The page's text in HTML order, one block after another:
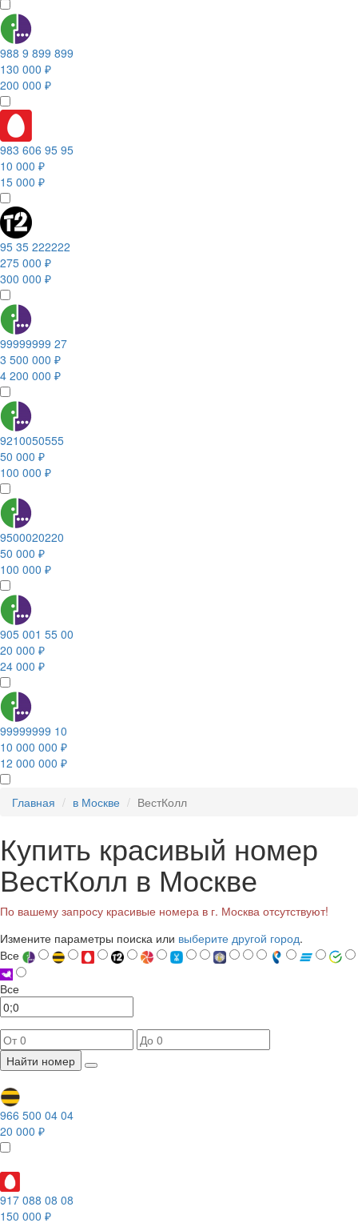
988 9 899 899
130 000 ₽
200 000 ₽
983 606 95 95
10 000 ₽
15 000 ₽
95 35 222222
275 000 ₽
300 000 ₽
99999999 27
3 500 000 ₽
4 200 000 ₽
9210050555
50 000 ₽
100 000 ₽
9500020220
50 000 ₽
100 000 ₽
905 001 55 00
20 000 ₽
24 000 ₽
99999999 10
10 000 000 ₽
12 000 000 ₽
Главная в Москве ВестКолл
Купить красивый номер
ВестКолл в Москве
По вашему запросу красивые номера в г. Москва отсутствуют!
Измените параметры поиска или выберите другой город.
Все
Все
Найти номер
966 500 04 04
20 000 ₽
917 088 08 08
150 000 ₽